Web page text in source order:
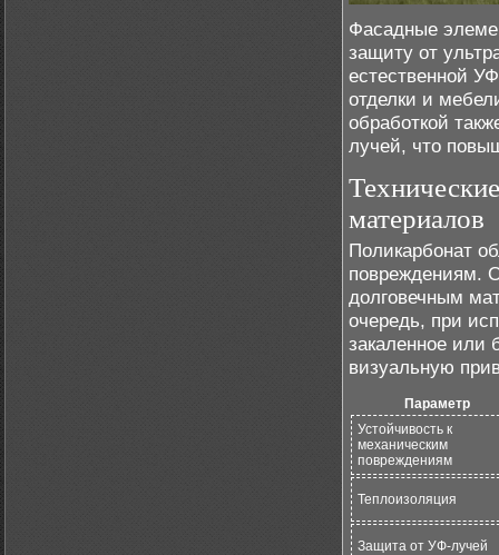
Фасадные
защиту от
естественной
отделки и
обработкой
лучей, что
материалов
Поликарбонат
повреждениям.
долговечным
очередь, при
закаленное или
визуальную
Параметр
Устойчивость к
механическим
повреждениям
Теплоизоляция
Защита от УФ-лучей